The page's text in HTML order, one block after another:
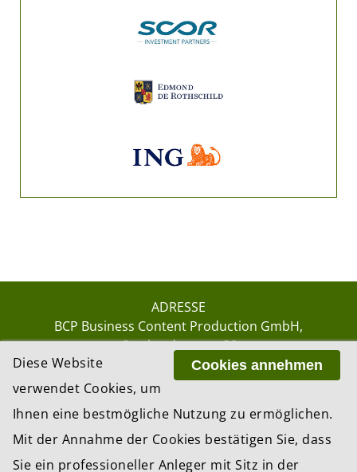
ADRESSE
BCP Business Content Production GmbH
Gotthardstrasse 38
8002 Zürich
© 2026 by BCP Business Content Production
GmbH, Zürich – Switzerland
Website by update AG, Zurich
Cookies annehmen
Diese Website
verwendet Cookies, um
Ihnen eine bestmögliche Nutzung zu ermöglichen.
Mit der Annahme der Cookies bestätigen Sie, dass
Sie ein professioneller Anleger mit Sitz in der